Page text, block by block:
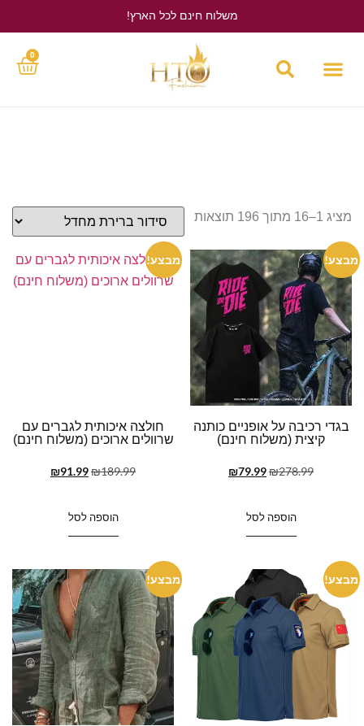
משלוח חינם לכל הארץ!
0
מציג 1–16 מתוך 196 תוצאות
מבצע!
בגדי רכיבה על אופניים כותנה
קיצית (משלוח חינם)
₪278.99
₪79.99
הוספה לסל
מבצע!
חולצה איכותית לגברים עם
שרוולים ארוכים (משלוח חינם)
₪189.99
₪91.99
הוספה לסל
מבצע! מבצע!